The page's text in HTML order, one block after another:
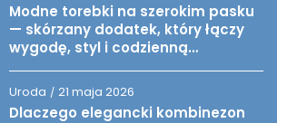
Modne torebki na szerokim pasku
— skórzany dodatek, który łączy
wygodę, styl i codzienną
Uroda / 21 maja 2026
Dlaczego elegancki kombinezon